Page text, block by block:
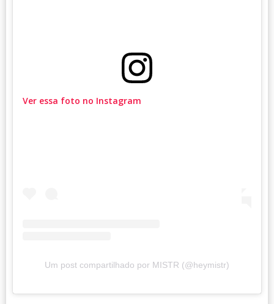
Ver essa foto no Instagram
Um post compartilhado por MISTR (@heymistr)